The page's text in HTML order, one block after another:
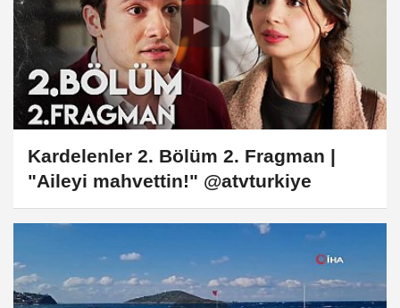
Kardelenler 2. Bölüm 2. Fragman |
"Aileyi mahvettin!" @atvturkiye